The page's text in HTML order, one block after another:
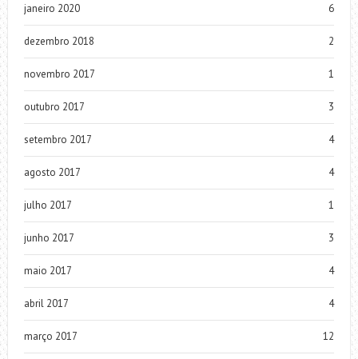
janeiro 2020 6
dezembro 2018 2
novembro 2017 1
outubro 2017 3
setembro 2017 4
agosto 2017 4
julho 2017 1
junho 2017 3
maio 2017 4
abril 2017 4
março 2017 12